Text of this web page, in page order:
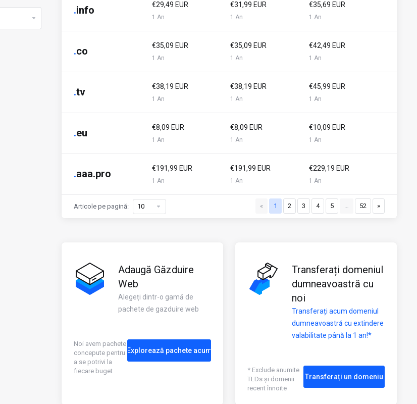
.info €29,49 EUR
1 An
€31,99 EUR
1 An
€35,69 EUR
1 An
.co €35,09 EUR
1 An
€35,09 EUR
1 An
€42,49 EUR
1 An
.tv €38,19 EUR
1 An
€38,19 EUR
1 An
€45,99 EUR
1 An
.eu €8,09 EUR
1 An
€8,09 EUR
1 An
€10,09 EUR
1 An
.aaa.pro €191,99 EUR
1 An
€191,99 EUR
1 An
€229,19 EUR
1 An
« 1 2 3 4 5 … 52 »
Articole pe pagină:
Adaugă Găzduire
Web
Alegeți dintr-o gamă de
pachete de gazduire web
Noi avem pachete
concepute pentru
a se potrivi la
fiecare buget
Explorează pachete acum
Transferați domeniul
dumneavoastră cu
noi
Transferați acum domeniul
dumneavoastră cu extindere
valabilitate până la 1 an!*
* Exclude anumite
TLDs și domenii
recent înnoite
Transferați un domeniu